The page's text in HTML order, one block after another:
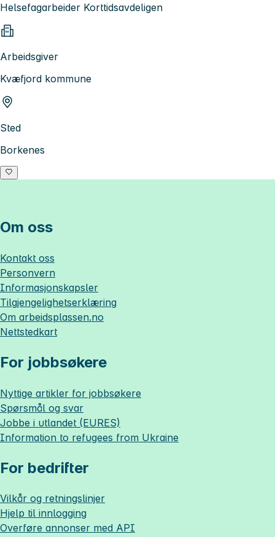
Helsefagarbeider Korttidsavdeligen
Arbeidsgiver
Kvæfjord kommune
Sted
Borkenes
Om oss
Kontakt oss
Personvern
Informasjonskapsler
Tilgjengelighetserklæring
Om arbeidsplassen.no
Nettstedkart
For jobbsøkere
Nyttige artikler for jobbsøkere
Spørsmål og svar
Jobbe i utlandet (EURES)
Information to refugees from Ukraine
For bedrifter
Vilkår og retningslinjer
Hjelp til innlogging
Overføre annonser med API